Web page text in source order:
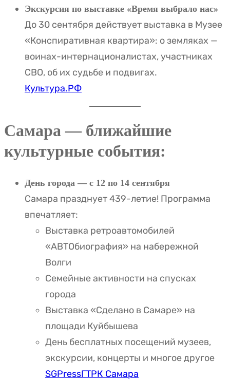
Экскурсия по выставке «Время выбрало нас»
До 30 сентября действует выставка в Музее
«Конспиративная квартира»: о земляках —
воинах-интернационалистах, участниках
СВО, об их судьбе и подвигах.
Культура.РФ
Самара — ближайшие
культурные события:
День города — с 12 по 14 сентября
Самара празднует 439-летие! Программа
впечатляет:
Выставка ретроавтомобилей
«АВТОбиография» на набережной
Волги
Семейные активности на спусках
города
Выставка «Сделано в Самаре» на
площади Куйбышева
День бесплатных посещений музеев,
экскурсии, концерты и многое другое
SGPressГТРК Самара